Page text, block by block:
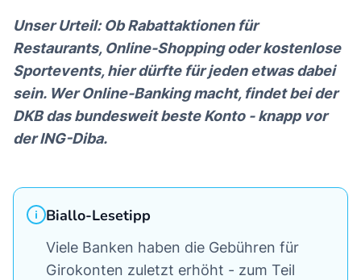
Unser Urteil: Ob Rabattaktionen für
Restaurants, Online-Shopping oder kostenlose
Sportevents, hier dürfte für jeden etwas dabei
sein. Wer Online-Banking macht, findet bei der
DKB das bundesweit beste Konto - knapp vor
der ING-Diba.
Biallo-Lesetipp
Viele Banken haben die Gebühren für
Girokonten zuletzt erhöht - zum Teil